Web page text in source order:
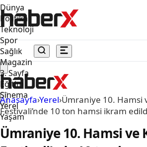
Dünya
Politika
Teknoloji
Spor
Sağlık
Magazin
3. Sayfa
Eğitim
Sinema
Yerel
Yaşam
Anasayfa›Yerel›Ümraniye 10. Hamsi
Festivali’nde 10 ton hamsi ikram
Ümraniye 10. Hamsi ve